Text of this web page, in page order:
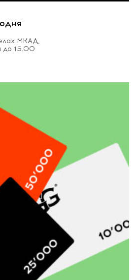
МКАД,
до 15.00